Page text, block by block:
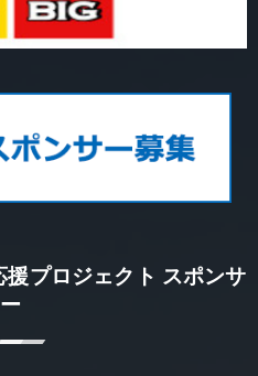
援プロジェクト スポンサ
ー